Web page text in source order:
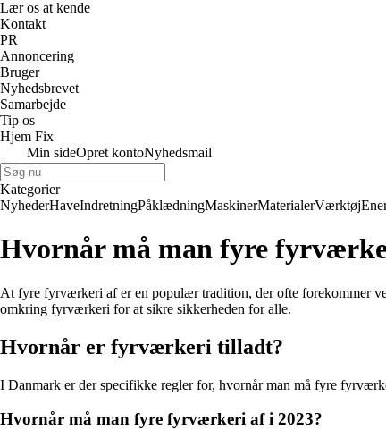
Lær os at kende
Kontakt
PR
Annoncering
Bruger
Nyhedsbrevet
Samarbejde
Tip os
Hjem Fix
Min sideOpret kontoNyhedsmail
Kategorier
NyhederHaveIndretningPåklædningMaskinerMaterialerVærktøj
Hvornår må man fyre
At fyre fyrværkeri af er en populær tradition, der ofte forekommer
omkring fyrværkeri for at sikre sikkerheden for alle.
Hvornår er fyrværkeri tilladt?
I Danmark er der specifikke regler for, hvornår man må fyre
Hvornår må man fyre fyrværkeri af i 2023?